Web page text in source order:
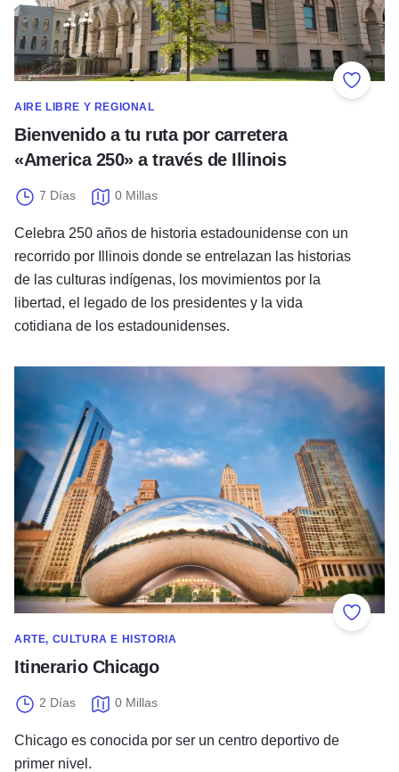
Añadir
AIRE LIBRE Y REGIONAL
Bienvenido a tu ruta por carretera
«America 250» a través de Illinois
7 Días 0 Millas
Celebra 250 años de historia estadounidense con un
recorrido por Illinois donde se entrelazan las historias
de las culturas indígenas, los movimientos por la
libertad, el legado de los presidentes y la vida
cotidiana de los estadounidenses.
Añadir
ARTE, CULTURA E HISTORIA
Itinerario Chicago
2 Días 0 Millas
Chicago es conocida por ser un centro deportivo de
primer nivel.